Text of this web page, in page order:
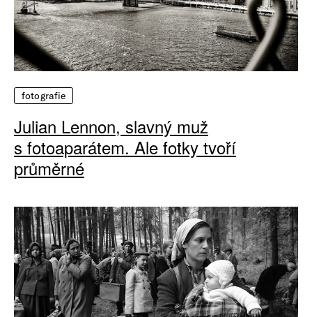
fotografie
Julian Lennon, slavný muž
s fotoaparátem. Ale fotky tvoří
průměrné